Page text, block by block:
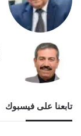
تابعنا على فيسبوك